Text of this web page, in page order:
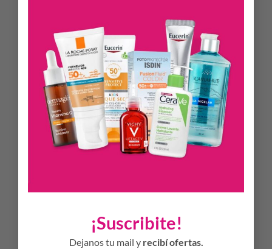
¡Suscribite!
Dejanos tu mail y recibí ofertas.
Colabora al rendimiento físico.
Sin azucares.
Creatina 100% Premium de origen Alemania.
Con el respaldo de Laboratorios Bago y Arcor.
MODO DE PREPARACIÓN:
Disuelva una medida (Cuchara incluida en el frasco) en 200
MOMENTO DE USO: